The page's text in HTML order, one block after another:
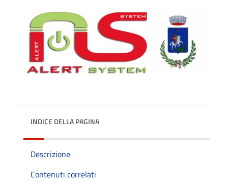
INDICE DELLA PAGINA
Descrizione
Contenuti correlati